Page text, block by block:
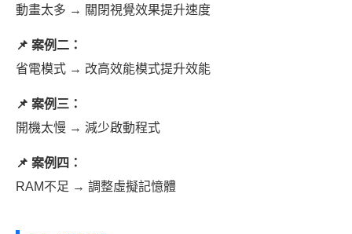
動畫太多 → 關閉視覺效果提升速度
📌 案例二：
省電模式 → 改高效能模式提升效能
📌 案例三：
開機太慢 → 減少啟動程式
📌 案例四：
RAM不足 → 調整虛擬記憶體